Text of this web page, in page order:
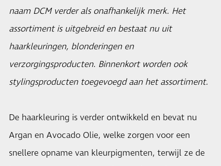
naam DCM verder als onafhankelijk merk. Het
assortiment is uitgebreid en bestaat nu uit
haarkleuringen, blonderingen en
verzorgingsproducten. Binnenkort worden ook
stylingsproducten toegevoegd aan het assortiment.
De haarkleuring is verder ontwikkeld en bevat nu
Argan en Avocado Olie, welke zorgen voor een
snellere opname van kleurpigmenten, terwijl ze de